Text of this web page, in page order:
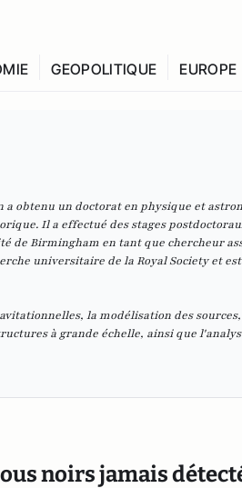
GEOPOLITIQUE EUROPE
obtenu un doctorat en physique et
Il a effectué des stages
Birmingham en tant que chercheur
universitaire de la Royal Society et
la modélisation des
à grande échelle, ainsi que
noirs jamais